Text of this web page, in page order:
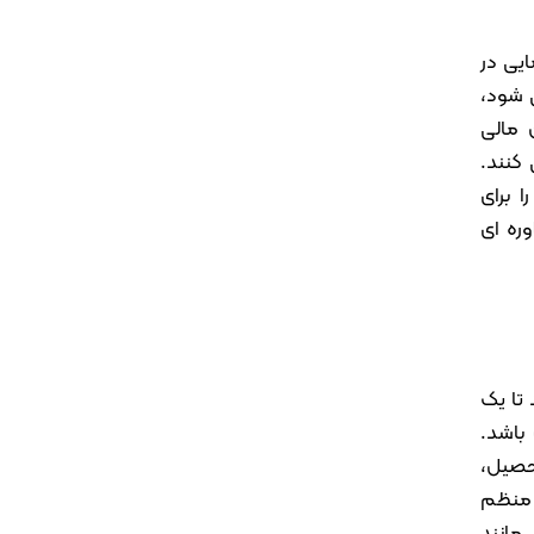
در
شود،
مالی
برای
ای
تا یک
منظم